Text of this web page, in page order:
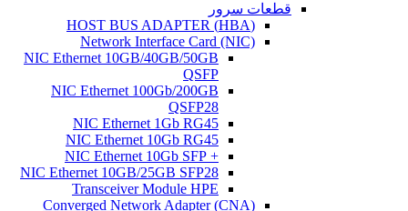
قطعات سرور
(HBA) HOST BUS ADAPTER
Network Interface Card (NIC)
NIC Ethernet 10GB/40GB/50GB
QSFP
NIC Ethernet 100Gb/200GB
QSFP28
NIC Ethernet 1Gb RG45
NIC Ethernet 10Gb RG45
+ NIC Ethernet 10Gb SFP
NIC Ethernet 10GB/25GB SFP28
Transceiver Module HPE
Converged Network Adapter (CNA)